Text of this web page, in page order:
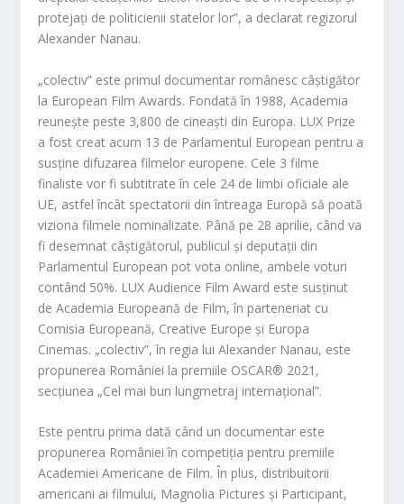
protejați de politicienii statelor lor”, a declarat regizorul
Alexander Nanau.
„colectiv” este primul documentar românesc câștigător
la European Film Awards. Fondată în 1988, Academia
reunește peste 3,800 de cineaști din Europa. LUX Prize
a fost creat acum 13 de Parlamentul European pentru a
susține difuzarea filmelor europene. Cele 3 filme
finaliste vor fi subtitrate în cele 24 de limbi oficiale ale
UE, astfel încât spectatorii din întreaga Europă să poată
viziona filmele nominalizate. Până pe 28 aprilie, când va
fi desemnat câștigătorul, publicul și deputații din
Parlamentul European pot vota online, ambele voturi
contând 50%. LUX Audience Film Award este susținut
de Academia Europeană de Film, în parteneriat cu
Comisia Europeană, Creative Europe și Europa
Cinemas. „colectiv”, în regia lui Alexander Nanau, este
propunerea României la premiile OSCAR® 2021,
secțiunea „Cel mai bun lungmetraj internațional”.
Este pentru prima dată când un documentar este
propunerea României în competiția pentru premiile
Academiei Americane de Film. În plus, distribuitorii
americani ai filmului, Magnolia Pictures și Participant,